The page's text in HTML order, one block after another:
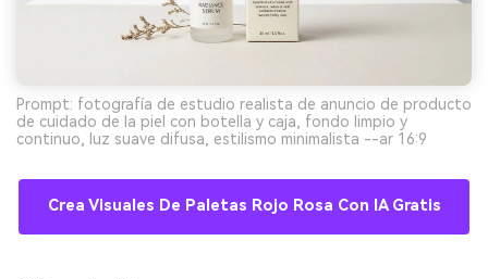
Prompt: fotografía de estudio realista de anuncio de producto
de cuidado de la piel con botella y caja, fondo limpio y
continuo, luz suave difusa, estilismo minimalista --ar 16:9
Crea Visuales De Paletas Rojo Rosa Con IA Gratis